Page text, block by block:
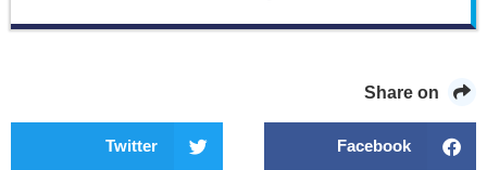
Facebook
Twitter